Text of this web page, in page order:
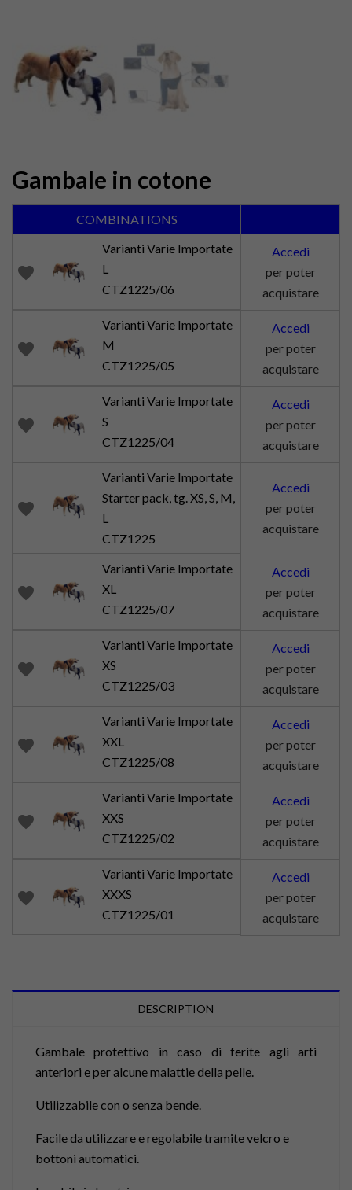
Gambale in cotone
COMBINATIONS
favorite
Varianti Varie Importate
L
CTZ1225/06
Accedi
per poter
acquistare
favorite
Varianti Varie Importate
M
CTZ1225/05
Accedi
per poter
acquistare
favorite
Varianti Varie Importate
S
CTZ1225/04
Accedi
per poter
acquistare
favorite
Varianti Varie Importate
Starter pack, tg. XS, S, M,
L
CTZ1225
Accedi
per poter
acquistare
favorite
Varianti Varie Importate
XL
CTZ1225/07
Accedi
per poter
acquistare
favorite
Varianti Varie Importate
XS
CTZ1225/03
Accedi
per poter
acquistare
favorite
Varianti Varie Importate
XXL
CTZ1225/08
Accedi
per poter
acquistare
favorite
Varianti Varie Importate
XXS
CTZ1225/02
Accedi
per poter
acquistare
favorite
Varianti Varie Importate
XXXS
CTZ1225/01
Accedi
per poter
acquistare
DESCRIPTION
Gambale protettivo in caso di ferite agli arti
anteriori e per alcune malattie della pelle.
Utilizzabile con o senza bende.
Facile da utilizzare e regolabile tramite velcro e
bottoni automatici.